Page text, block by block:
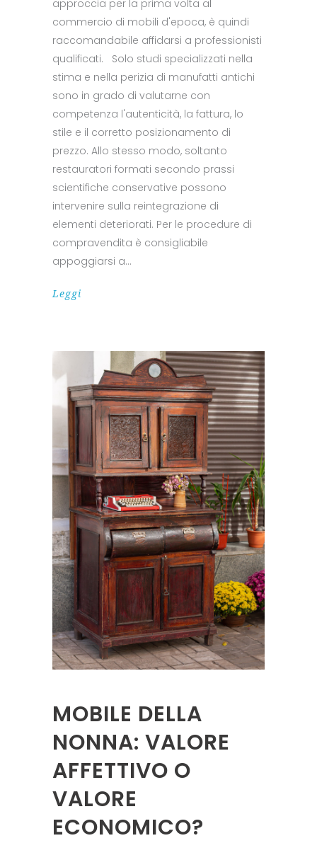
approccia per la prima volta al
commercio di mobili d'epoca, è quindi
raccomandabile affidarsi a professionisti
qualificati. Solo studi specializzati nella
stima e nella perizia di manufatti antichi
sono in grado di valutarne con
competenza l'autenticità, la fattura, lo
stile e il corretto posizionamento di
prezzo. Allo stesso modo, soltanto
restauratori formati secondo prassi
scientifiche conservative possono
intervenire sulla reintegrazione di
elementi deteriorati. Per le procedure di
compravendita è consigliabile
appoggiarsi a
Leggi
MOBILE DELLA
NONNA: VALORE
AFFETTIVO O
VALORE
ECONOMICO?